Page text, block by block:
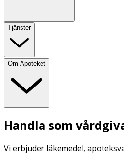
Tjänster
Om Apoteket
Handla som
Vi erbjuder läkemedel,